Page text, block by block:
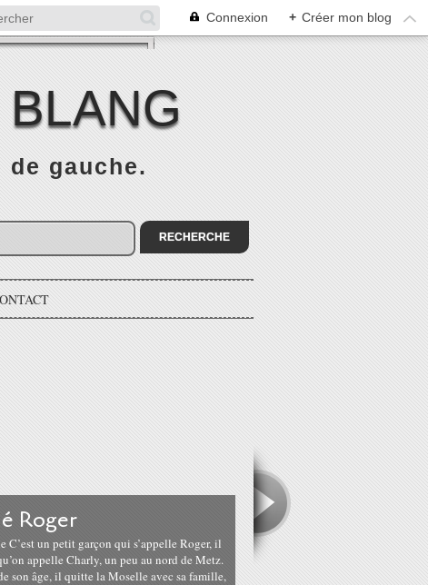
Connexion + Créer mon blog
gauche.
Roger
C’est un petit garçon qui s’appelle Roger, il
appelle Charly, un peu au nord de Metz.
son âge, il quitte la Moselle avec sa famille,